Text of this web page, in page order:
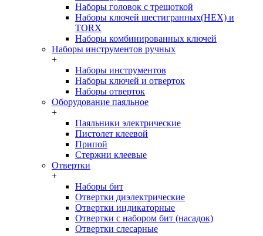
Наборы головок c трещоткой
Наборы ключей шестигранных(HEX) и
TORX
Наборы комбинированных ключей
Наборы инструментов ручных
+
Наборы инструментов
Наборы ключей и отверток
Наборы отверток
Оборудование паяльное
+
Паяльники электрические
Пистолет клеевой
Припой
Стержни клеевые
Отвертки
+
Наборы бит
Отвертки диэлектрические
Отвертки индикаторные
Отвертки с набором бит (насадок)
Отвертки слесарные